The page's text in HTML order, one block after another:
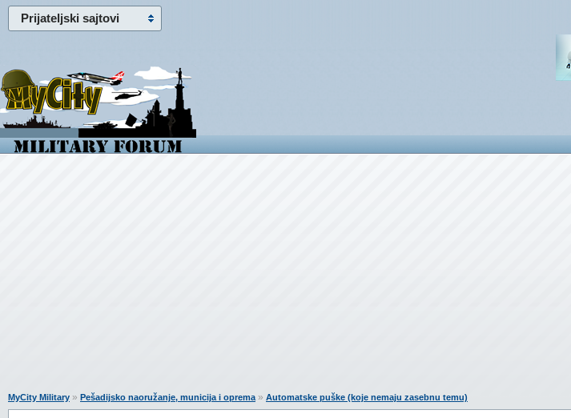
Prijateljski sajtovi
MyCity Military » Pešadijsko naoružanje, municija i oprema» Automatske puške (koje nemaju zasebnu temu)